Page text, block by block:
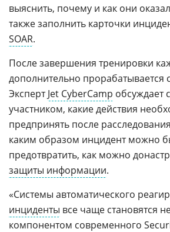
выяснить, почему и как они
также заполнить карточки
SOAR.
После завершения тренировки
дополнительно прорабатывается
ЭкспертJet CyberCamp обсуждает
участником, какие действия
предпринять после
каким образом инцидент можно
предотвратить, как можно
защиты информации.
«Системы автоматического
инциденты все чаще становятся
компонентом современного